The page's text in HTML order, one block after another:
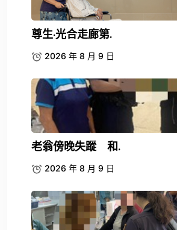
尊生·光合走廊第.
2026 年 8 月 9 日
老翁傍晚失蹤 和.
2026 年 8 月 9 日